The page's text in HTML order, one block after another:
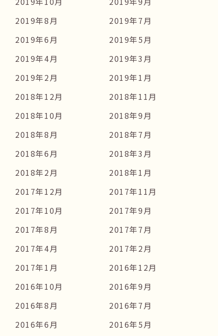
2019年8月
2019年7月
2019年6月
2019年5月
2019年4月
2019年3月
2019年2月
2019年1月
2018年12月
2018年11月
2018年10月
2018年9月
2018年8月
2018年7月
2018年6月
2018年3月
2018年2月
2018年1月
2017年12月
2017年11月
2017年10月
2017年9月
2017年8月
2017年7月
2017年4月
2017年2月
2017年1月
2016年12月
2016年10月
2016年9月
2016年8月
2016年7月
2016年6月
2016年5月